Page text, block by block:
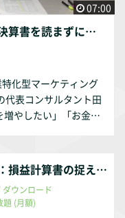
07:00
Vol.4：貸借対照表の捉え方編 決算書を読まずに数字を捉える方法
化型マーケティング
代表コンサルタント田
やしたい」「お金を
々にとって決算書と
です。 そこで、決算
びつける」というゴ
て頂こうと考えてお
Vol.3：損益計算書の捉え方編 決算書を読まずに数字を捉える方法
ダウンロード
題 (月額)